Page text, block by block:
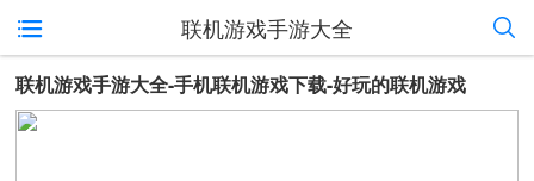
联机游戏手游大全
联机游戏手游大全-手机联机游戏下载-好玩的联机游戏